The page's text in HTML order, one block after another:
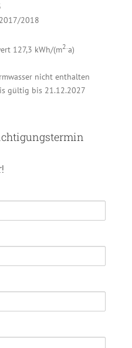
2018
127,3 kWh/(m2. a)
nicht enthalten
gültig bis 21.12.2027